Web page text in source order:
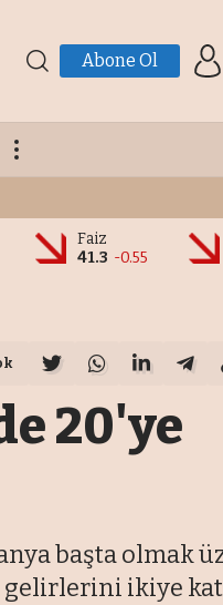
Abone Ol
Faiz
41.3 -0.55
20'ye
başta olmak
gelirlerini ikiye